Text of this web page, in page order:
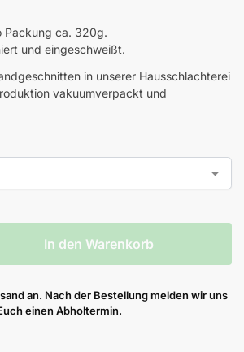
Packung ca. 320g.
und eingeschweißt.
in unserer Hausschlachterei
vakuumverpackt und
In den Warenkorb
an. Nach der Bestellung melden wir uns
einen Abholtermin.